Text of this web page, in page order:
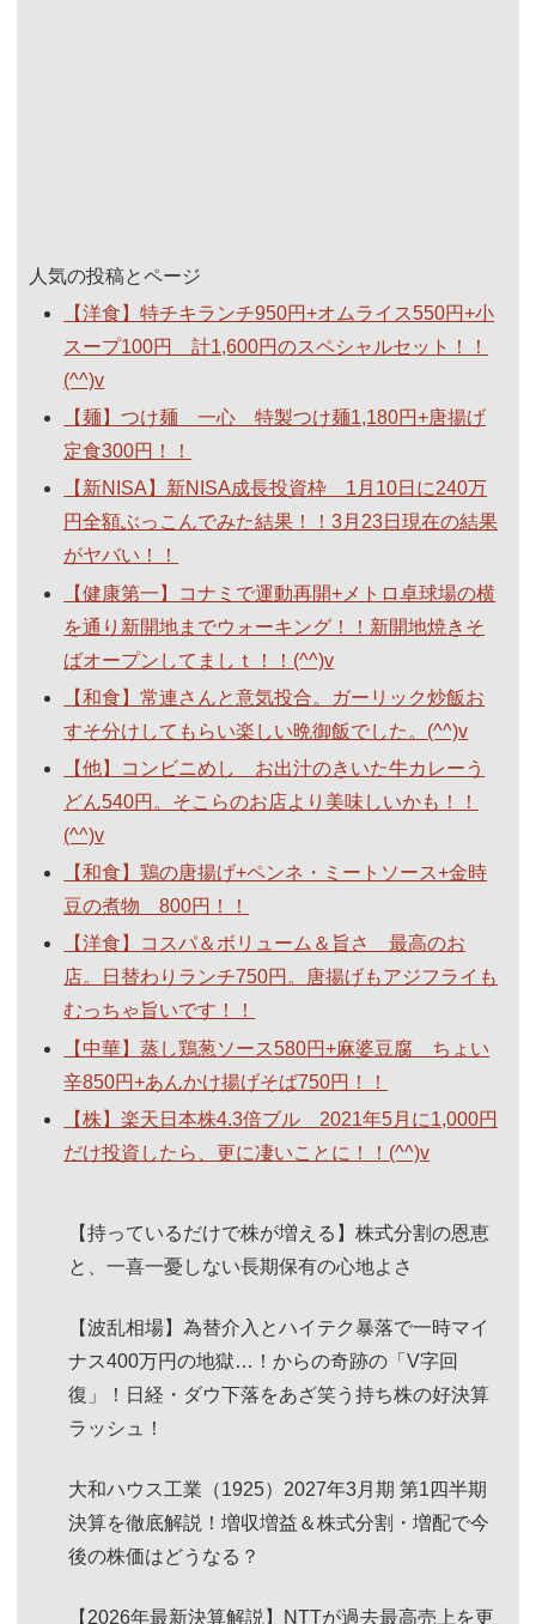
人気の投稿とページ
【洋食】特チキランチ950円+オムライス550円+小
スープ100円 計1,600円のスペシャルセット！！
(^^)v
【麺】つけ麺 一心 特製つけ麺1,180円+唐揚げ
定食300円！！
【新NISA】新NISA成長投資枠 1月10日に240万
円全額ぶっこんでみた結果！！3月23日現在の結果
がヤバい！！
【健康第一】コナミで運動再開+メトロ卓球場の横
を通り新開地までウォーキング！！新開地焼きそ
ばオープンしてましｔ！！(^^)v
【和食】常連さんと意気投合。ガーリック炒飯お
すそ分けしてもらい楽しい晩御飯でした。(^^)v
【他】コンビニめし お出汁のきいた牛カレーう
どん540円。そこらのお店より美味しいかも！！
(^^)v
【和食】鶏の唐揚げ+ペンネ・ミートソース+金時
豆の煮物 800円！！
【洋食】コスパ＆ボリューム＆旨さ 最高のお
店。日替わりランチ750円。唐揚げもアジフライも
むっちゃ旨いです！！
【中華】蒸し鶏葱ソース580円+麻婆豆腐 ちょい
辛850円+あんかけ揚げそば750円！！
【株】楽天日本株4.3倍ブル 2021年5月に1,000円
だけ投資したら、更に凄いことに！！(^^)v
【持っているだけで株が増える】株式分割の恩恵
と、一喜一憂しない長期保有の心地よさ
【波乱相場】為替介入とハイテク暴落で一時マイ
ナス400万円の地獄…！からの奇跡の「V字回
復」！日経・ダウ下落をあざ笑う持ち株の好決算
ラッシュ！
大和ハウス工業（1925）2027年3月期 第1四半期
決算を徹底解説！増収増益＆株式分割・増配で今
後の株価はどうなる？
【2026年最新決算解説】NTTが過去最高売上を更